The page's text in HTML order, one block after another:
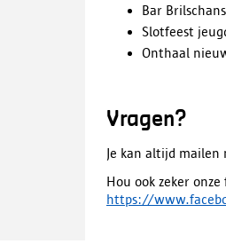
Bar Brilschans
Slotfeest
Onthaal
Vragen?
Je kan altijd mailen
Hou ook zeker
https://